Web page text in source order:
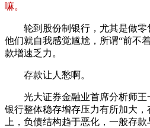
嘛。
轮到股份制银行，尤其是做零
他们就自我感觉尴尬，所谓“前不
款增速乏力。
存款让人愁啊。
光大证券金融业首席分析师王
银行整体稳存增存压力有所加大
上，负债结构趋于恶化，一般存